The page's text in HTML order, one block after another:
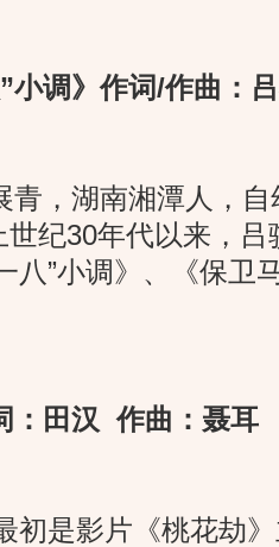
调》作词/作曲：
，湖南湘潭人，自
纪30年代以来，
八”小调》、《保卫
：田汉 作曲：聂耳
是影片《桃花劫》